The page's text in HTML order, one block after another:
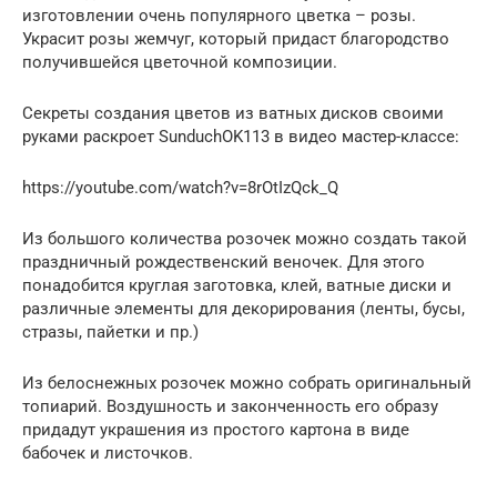
изготовлении очень популярного цветка – розы.
Украсит розы жемчуг, который придаст благородство
получившейся цветочной композиции.
Секреты создания цветов из ватных дисков своими
руками раскроет SunduchOK113 в видео мастер-классе:
https://youtube.com/watch?v=8rOtIzQck_Q
Из большого количества розочек можно создать такой
праздничный рождественский веночек. Для этого
понадобится круглая заготовка, клей, ватные диски и
различные элементы для декорирования (ленты, бусы,
стразы, пайетки и пр.)
Из белоснежных розочек можно собрать оригинальный
топиарий. Воздушность и законченность его образу
придадут украшения из простого картона в виде
бабочек и листочков.